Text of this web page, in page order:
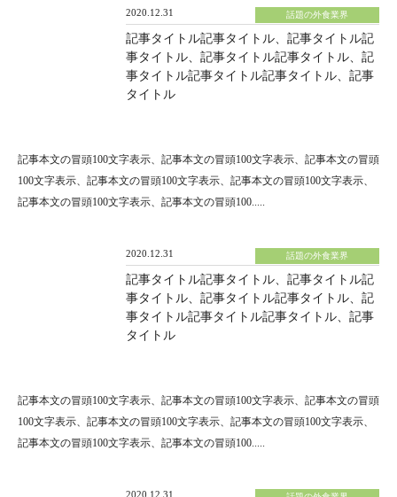
2020.12.31 話題の外食業界
記事タイトル記事タイトル、記事タイトル記
事タイトル、記事タイトル記事タイトル、記
事タイトル記事タイトル記事タイトル、記事
タイトル
記事本文の冒頭100文字表示、記事本文の冒頭100文字表示、記事本文の冒頭
100文字表示、記事本文の冒頭100文字表示、記事本文の冒頭100文字表示、
記事本文の冒頭100文字表示、記事本文の冒頭100.....
2020.12.31 話題の外食業界
記事タイトル記事タイトル、記事タイトル記
事タイトル、記事タイトル記事タイトル、記
事タイトル記事タイトル記事タイトル、記事
タイトル
記事本文の冒頭100文字表示、記事本文の冒頭100文字表示、記事本文の冒頭
100文字表示、記事本文の冒頭100文字表示、記事本文の冒頭100文字表示、
記事本文の冒頭100文字表示、記事本文の冒頭100.....
2020.12.31